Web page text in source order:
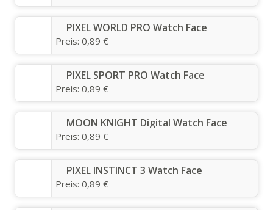
PIXEL WORLD PRO Watch Face
Preis: 0,89 €
PIXEL SPORT PRO Watch Face
Preis: 0,89 €
MOON KNIGHT Digital Watch Face
Preis: 0,89 €
PIXEL INSTINCT 3 Watch Face
Preis: 0,89 €